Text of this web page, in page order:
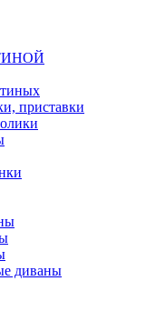
приставки
диваны